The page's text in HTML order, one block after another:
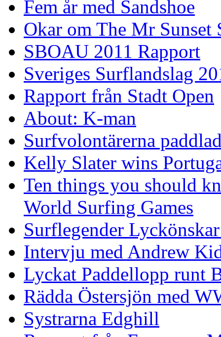
Fem år med Sandshoe
Okar om The Mr Sunset
SBOAU 2011 Rapport
Sveriges Surflandslag
Rapport från Stadt Open
About: K-man
Surfvolontärerna
Kelly Slater wins
Ten things you should
World Surfing Games
Surflegender
Intervju med Andrew
Lyckat Paddellopp runt
Rädda Östersjön med
Systrarna Edghill